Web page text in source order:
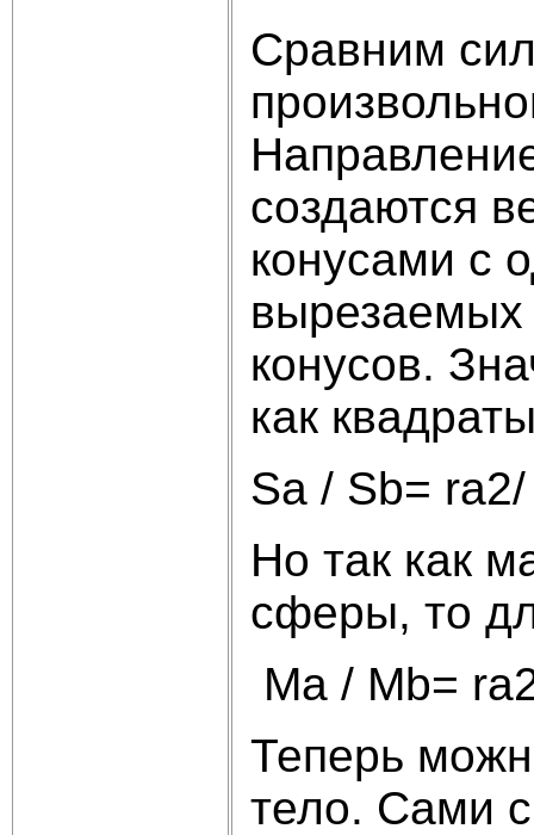
Сравним
создаются
конусами с
вырезаемых
конусов.
как
Sa / Sb=
Но так как
сферы, то
Мa / Мb=
Теперь
тело. Сами